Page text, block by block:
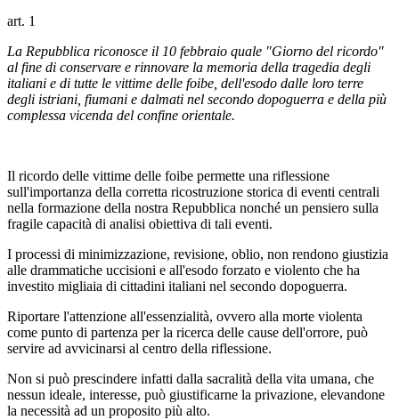
art. 1
La Repubblica riconosce il 10 febbraio quale "Giorno del ricordo"
al fine di conservare e rinnovare la memoria della tragedia degli
italiani e di tutte le vittime delle foibe, dell'esodo dalle loro terre
degli istriani, fiumani e dalmati nel secondo dopoguerra e della più
complessa vicenda del confine orientale.
Il ricordo delle vittime delle foibe permette una riflessione
sull'importanza della corretta ricostruzione storica di eventi centrali
nella formazione della nostra Repubblica nonché un pensiero sulla
fragile capacità di analisi obiettiva di tali eventi.
I processi di minimizzazione, revisione, oblio, non rendono giustizia
alle drammatiche uccisioni e all'esodo forzato e violento che ha
investito migliaia di cittadini italiani nel secondo dopoguerra.
Riportare l'attenzione all'essenzialità, ovvero alla morte violenta
come punto di partenza per la ricerca delle cause dell'orrore, può
servire ad avvicinarsi al centro della riflessione.
Non si può prescindere infatti dalla sacralità della vita umana, che
nessun ideale, interesse, può giustificarne la privazione, elevandone
la necessità ad un proposito più alto.